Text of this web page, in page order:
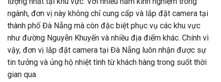
ngành, đơn vị này không chỉ cung cấp và lắp đặt camera tại
thành phố Đà Nẵng mà còn đặc biệt phục vụ các khu vực
như đường Nguyễn Khuyến và nhiều địa điểm khác. Chính vì
vậy, đơn vị lắp đặt camera tại Đà Nẵng luôn nhận được sự
tin tưởng và ủng hộ nhiệt tình từ khách hàng trong suốt thời
gian qua.